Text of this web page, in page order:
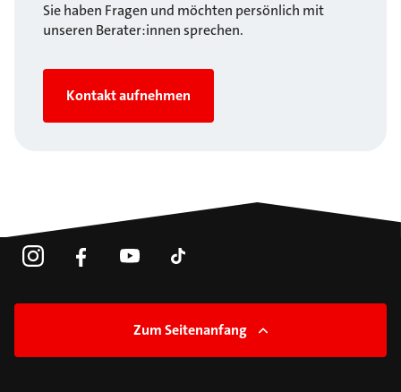
Sie haben Fragen und möchten persönlich mit
unseren Berater:innen sprechen.
Kontakt aufnehmen
Zum Seitenanfang